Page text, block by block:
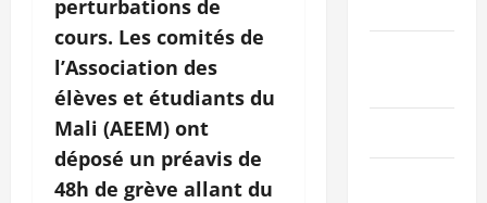
perturbations de
cours. Les comités de
l’Association des
élèves et étudiants du
Mali (AEEM) ont
déposé un préavis de
48h de grève allant du